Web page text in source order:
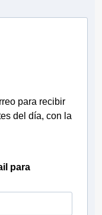
para recibir
del día, con la
para